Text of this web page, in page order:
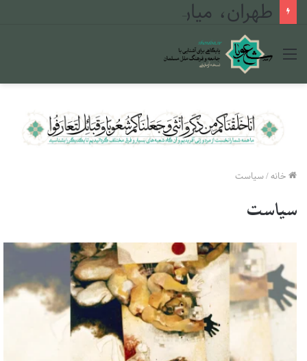
طهران، میان دجله و فرات
منو
خانه/سیاست
سیاست